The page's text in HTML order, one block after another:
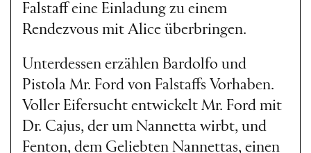
inszeniert Damiano
Michieletto nun Verdis
Commedia lirica als
temporeiche, opulent
ausgestattete Komödie über
Falstaff eine Einladung zu einem
Rendezvous mit Alice überbringen.
Unterdessen erzählen Bardolfo und
Pistola Mr. Ford von Falstaffs Vorhaben.
Voller Eifersucht entwickelt Mr. Ford mit
Dr. Cajus, der um Nannetta wirbt, und
Fenton, dem Geliebten Nannettas, einen